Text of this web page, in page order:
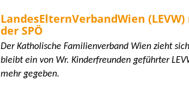
LandesElternVerbandWien
der SPÖ
Der Katholische Familienverband Wien zieht
bleibt ein von Wr. Kinderfreunden geführter
mehr gegeben.